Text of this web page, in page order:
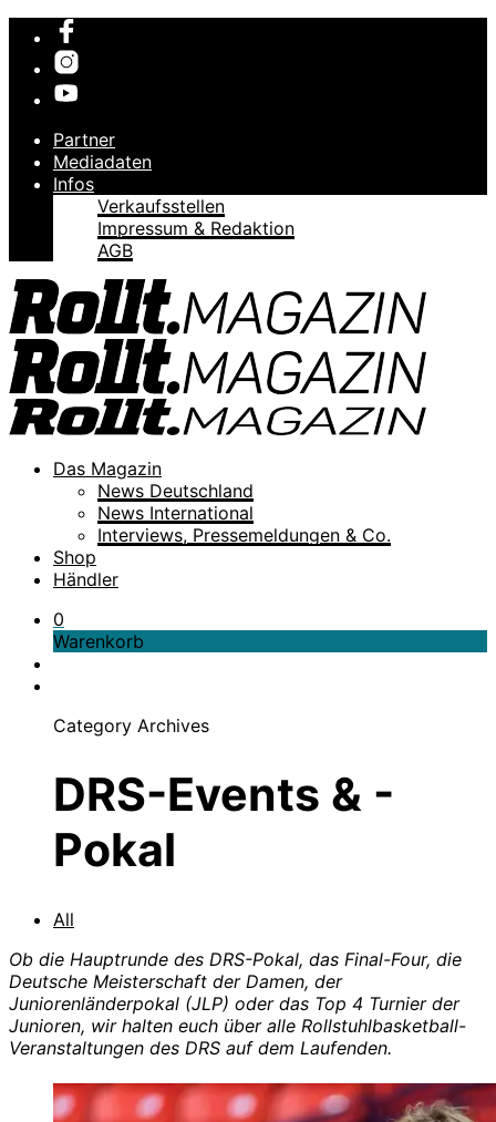
Partner
Mediadaten
Infos
Verkaufsstellen
Impressum & Redaktion
AGB
Das Magazin
News Deutschland
News International
Interviews, Pressemeldungen & Co.
Shop
Händler
0
Warenkorb
Category Archives
DRS-Events & -
Pokal
All
Ob die Hauptrunde des DRS-Pokal, das Final-Four, die
Deutsche Meisterschaft der Damen, der
Juniorenländerpokal (JLP) oder das Top 4 Turnier der
Junioren, wir halten euch über alle Rollstuhlbasketball-
Veranstaltungen des DRS auf dem Laufenden.